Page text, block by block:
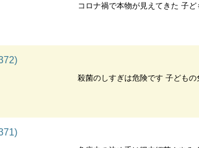
コロナ禍で本物が見えてきた 子
殺菌のしすぎは危険です 子ども